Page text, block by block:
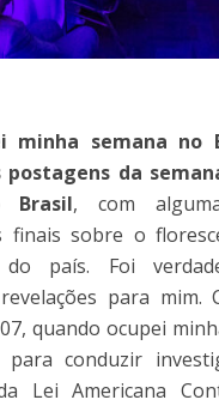
minha semana no
postagens da
Brasil, com
finais sobre o
do país. Foi
para mim.
quando ocupei
para conduzir
Lei Americana